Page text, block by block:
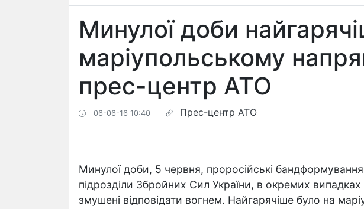
Минулої доби
маріупольському
прес-центр АТО
06-06-16 10:40 Прес-центр АТО
Минулої доби, 5 червня, проросійські бандформування
підрозділи Збройних Сил України, в окремих випадках
змушені відповідати вогнем. Найгарячіше було на